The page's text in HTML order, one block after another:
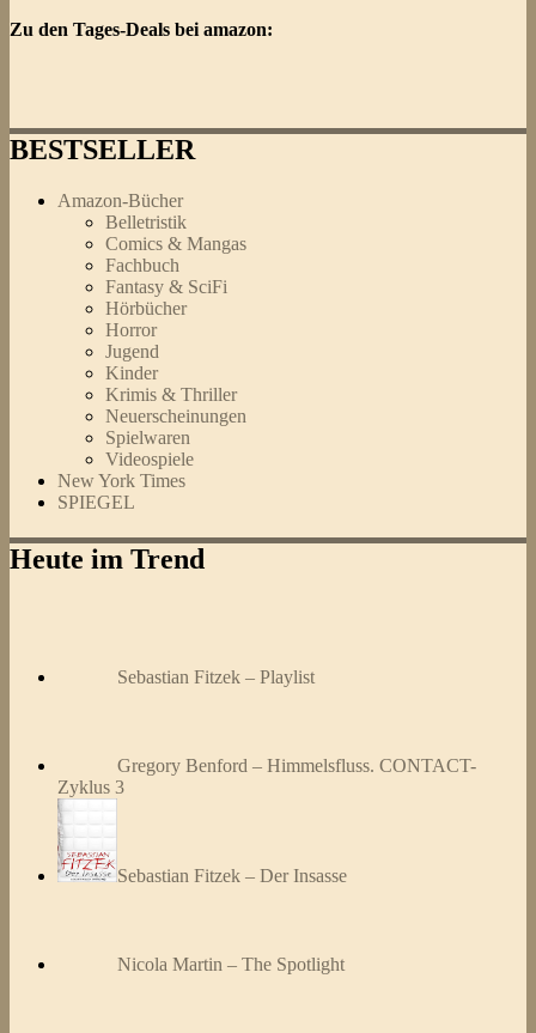
Zu den Tages-Deals bei amazon:
BESTSELLER
Amazon-Bücher
Belletristik
Comics & Mangas
Fachbuch
Fantasy & SciFi
Hörbücher
Horror
Jugend
Kinder
Krimis & Thriller
Neuerscheinungen
Spielwaren
Videospiele
New York Times
SPIEGEL
Heute im Trend
Sebastian Fitzek – Playlist
Gregory Benford – Himmelsfluss. CONTACT-
Zyklus 3
Sebastian Fitzek – Der Insasse
Nicola Martin – The Spotlight